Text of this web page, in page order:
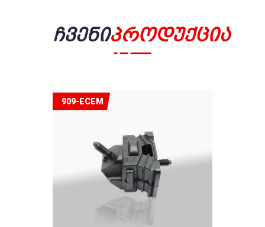
ᲩვენიᲞროდუქცია
909-ECEM